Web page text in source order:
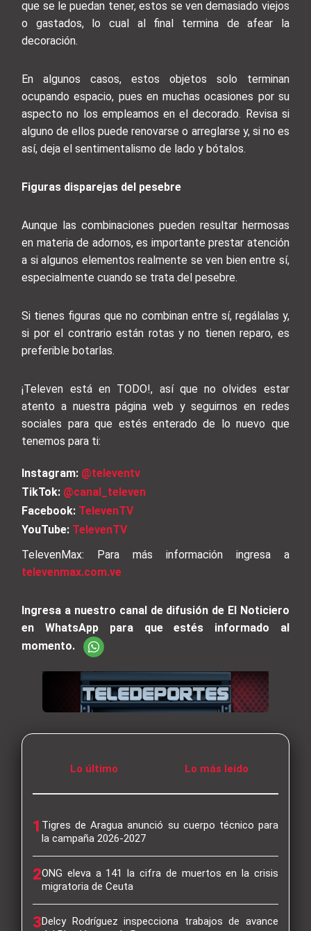
que se le puedan tener, estos se ven demasiado viejos
o gastados, lo cual al final termina de afear la
decoración.
En algunos casos, estos objetos solo terminan
ocupando espacio, pues en muchas ocasiones por su
aspecto no los empleamos en el decorado. Revisa si
alguno de ellos puede renovarse o arreglarse y, si no es
así, deja el sentimentalismo de lado y bótalos.
Figuras disparejas del pesebre
Aunque las combinaciones pueden resultar hermosas
en materia de adornos, es importante prestar atención
a si algunos elementos realmente se ven bien entre sí,
especialmente cuando se trata del pesebre.
Si tienes figuras que no combinan entre sí, regálalas y,
si por el contrario están rotas y no tienen reparo, es
preferible botarlas.
¡Televen está en TODO!, así que no olvides estar
atento a nuestra página web y seguirnos en redes
sociales para que estés enterado de lo nuevo que
tenemos para ti:
Instagram: @televentv
TikTok: @canal_televen
Facebook: TelevenTV
YouTube: TelevenTV
TelevenMax: Para más información ingresa a
televenmax.com.ve
Ingresa a nuestro canal de difusión de El Noticiero
en WhatsApp para que estés informado al
momento.
Lo último Lo más leído
1 Tigres de Aragua anunció su cuerpo técnico para
la campaña 2026-2027
2ONG eleva a 141 la cifra de muertos en la crisis
migratoria de Ceuta
3Delcy Rodríguez inspecciona trabajos de avance